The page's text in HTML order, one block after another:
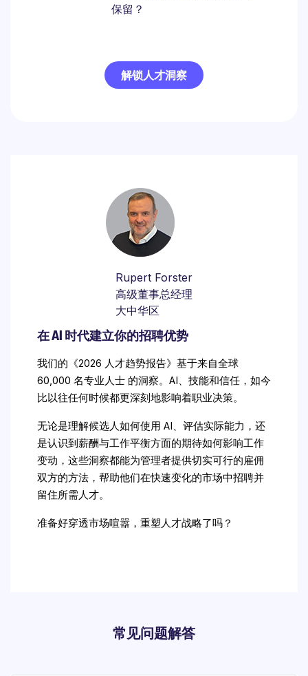
保留？
解锁人才洞察
Rupert Forster
高级董事总经理
大中华区
在 AI 时代建立你的招聘优势
我们的《2026 人才趋势报告》基于来自全球
60,000 名专业人士 的洞察。AI、技能和信任，如今
比以往任何时候都更深刻地影响着职业决策。
无论是理解候选人如何使用 AI、评估实际能力，还
是认识到薪酬与工作平衡方面的期待如何影响工作
变动，这些洞察都能为管理者提供切实可行的雇佣
双方的方法，帮助他们在快速变化的市场中招聘并
留住所需人才。
准备好穿透市场喧嚣，重塑人才战略了吗？
常见问题解答